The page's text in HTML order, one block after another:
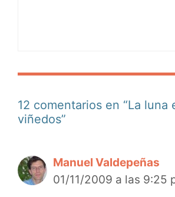
12 comentarios en “La luna
viñedos”
Manuel Valdepeñas
01/11/2009 a las 9:25